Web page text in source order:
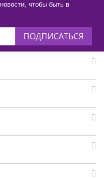
чтобы быть в
ПОДПИСАТЬСЯ